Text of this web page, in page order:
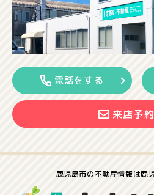
電話をする
来店予
鹿児島市の不動産情報は鹿